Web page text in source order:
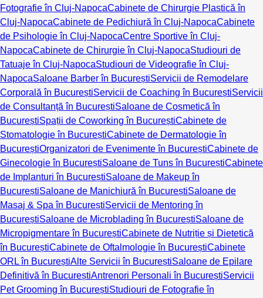
Fotografie în Cluj-NapocaCabinete de Chirurgie Plastică în
Cluj-NapocaCabinete de Pedichiură în Cluj-NapocaCabinete
de Psihologie în Cluj-NapocaCentre Sportive în Cluj-
NapocaCabinete de Chirurgie în Cluj-NapocaStudiouri de
Tatuaje în Cluj-NapocaStudiouri de Videografie în Cluj-
NapocaSaloane Barber în BucureștiServicii de Remodelare
Corporală în BucureștiServicii de Coaching în BucureștiServicii
de Consultanță în BucureștiSaloane de Cosmetică în
BucureștiSpații de Coworking în BucureștiCabinete de
Stomatologie în BucureștiCabinete de Dermatologie în
BucureștiOrganizatori de Evenimente în BucureștiCabinete de
Ginecologie în BucureștiSaloane de Tuns în BucureștiCabinete
de Implanturi în BucureștiSaloane de Makeup în
BucureștiSaloane de Manichiură în BucureștiSaloane de
Masaj & Spa în BucureștiServicii de Mentoring în
BucureștiSaloane de Microblading în BucureștiSaloane de
Micropigmentare în BucureștiCabinete de Nutriție și Dietetică
în BucureștiCabinete de Oftalmologie în BucureștiCabinete
ORL în BucureștiAlte Servicii în BucureștiSaloane de Epilare
Definitivă în BucureștiAntrenori Personali în BucureștiServicii
Pet Grooming în BucureștiStudiouri de Fotografie în